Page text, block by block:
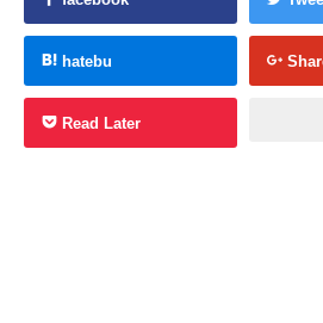
hatebu
Read Later